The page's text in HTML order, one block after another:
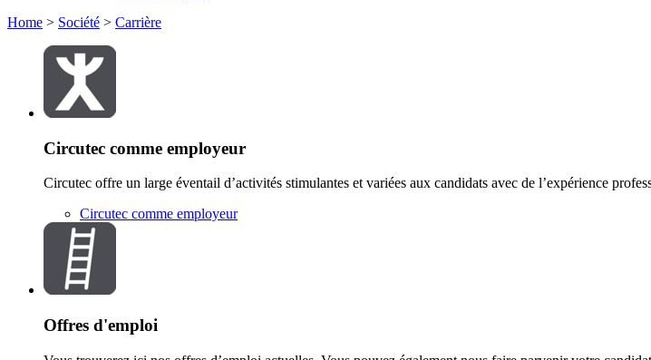
Home > Société > Carrière
Circutec comme employeur
Circutec offre un large éventail d’activités stimulantes et variées aux candidats avec de l’expérience
Circutec comme employeur
Offres d'emploi